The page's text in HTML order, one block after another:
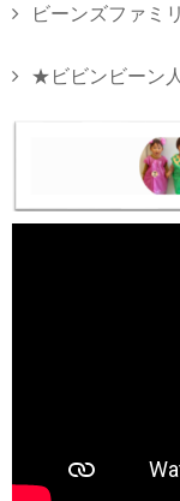
ビーンズファミ
★ビビンビーン